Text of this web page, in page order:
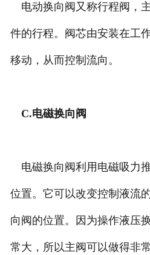
电动换向阀又称行程阀，
件的行程。阀芯由安装在工
移动，从而控制流向。
C.电磁换向阀
电磁换向阀利用电磁吸力
位置。它可以改变控制液流
向阀的位置。因为操作液压
常大，所以主阀可以做得非